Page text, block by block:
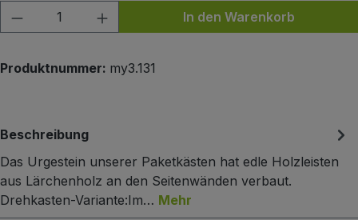
Produkt Anzahl: Gib den gewünschten
In den Warenkorb
Produktnummer: my3.131
Beschreibung
Das Urgestein unserer Paketkästen hat edle Holzleisten
aus Lärchenholz an den Seitenwänden verbaut.
Drehkasten-Variante:Im… Mehr